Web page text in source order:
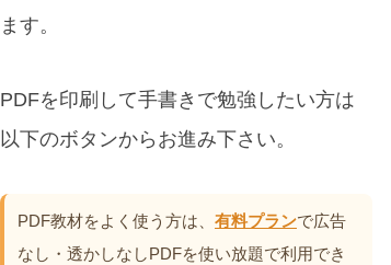
ます。
PDFを印刷して手書きで勉強したい方は
以下のボタンからお進み下さい。
PDF教材をよく使う方は、 有料プランで広告
なし・透かしなしPDFを使い放題で利用でき